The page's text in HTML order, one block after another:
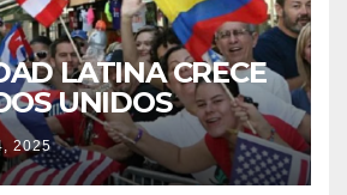
LATINA CRECE
UNIDOS
2025